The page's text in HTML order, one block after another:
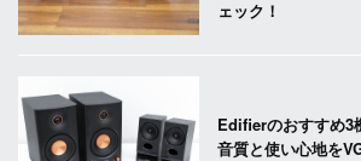
ェック！
Edifierのおすすめ3
音質と使い心地を